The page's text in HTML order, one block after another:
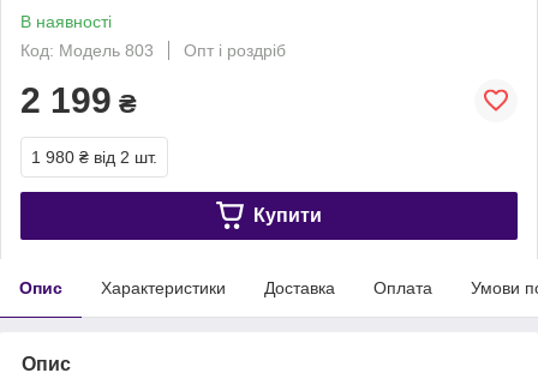
В наявності
Код: Модель 803
Опт і роздріб
2 199 ₴
1 980 ₴ від 2 шт.
Купити
Опис Характеристики Доставка Оплата Умови
Опис